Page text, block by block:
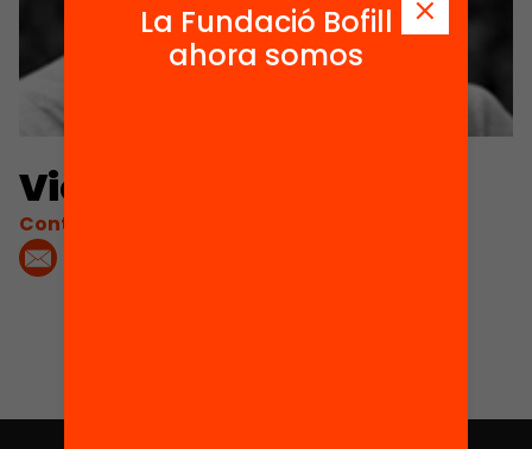
Vicenç Relats
Contacta'm:
La Fundació Bofill
ahora somos